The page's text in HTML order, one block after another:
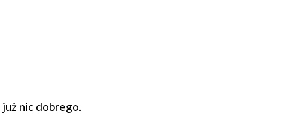
już nic dobrego.